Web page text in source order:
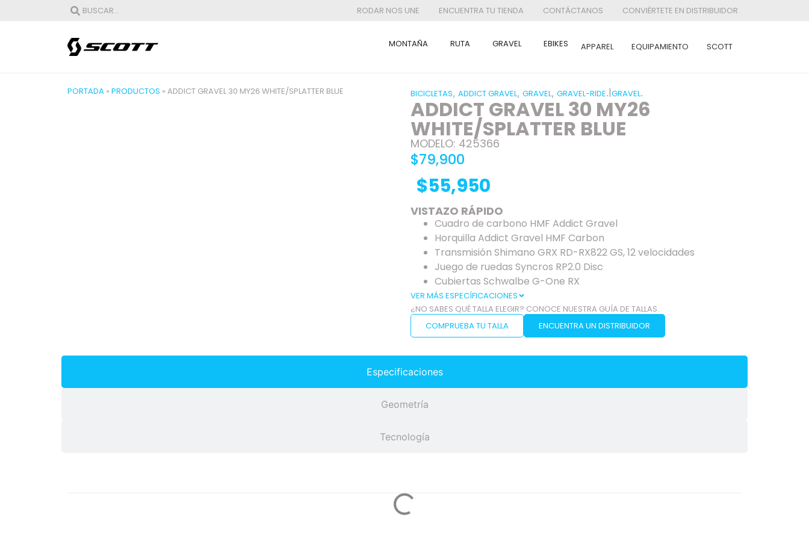
RODAR NOS UNE ENCUENTRA TU TIENDA CONTÁCTANOS CONVIÉRTETE EN DISTRIBUIDOR
MONTAÑA RUTA GRAVEL EBIKES APPAREL EQUIPAMIENTO SCOTT
PORTADA » PRODUCTOS » ADDICT GRAVEL 30 MY26 WHITE/SPLATTER BLUE BICICLETAS, ADDICT GRAVEL, GRAVEL, GRAVEL-RIDE.|GRAVEL.
ADDICT GRAVEL 30 MY26
WHITE/SPLATTER BLUE
MODELO: 425366
$79,900
$55,950
VISTAZO RÁPIDO
Cuadro de carbono HMF Addict Gravel
Horquilla Addict Gravel HMF Carbon
Transmisión Shimano GRX RD-RX822 GS, 12 velocidades
Juego de ruedas Syncros RP2.0 Disc
Cubiertas Schwalbe G-One RX
VER MÁS ESPECÍFICACIONES
¿NO SABES QUÉ TALLA ELEGIR? CONOCE NUESTRA GUÍA DE TALLAS.
COMPRUEBA TU TALLA
ENCUENTRA UN DISTRIBUIDOR
Especificaciones
Geometría
Tecnología